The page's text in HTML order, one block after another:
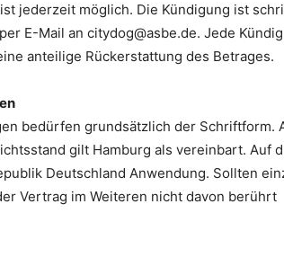
jederzeit möglich. Die Kündigung ist
E-Mail an citydog@asbe.de. Jede
anteilige Rückerstattung des Betrages.
bedürfen grundsätzlich der Schriftform.
gilt Hamburg als vereinbart.
Deutschland Anwendung. Sollten
Vertrag im Weiteren nicht davon berührt